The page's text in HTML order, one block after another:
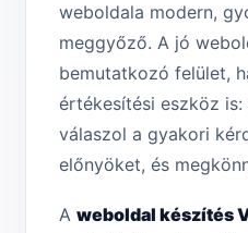
weboldala modern,
meggyőző. A jó
bemutatkozó felület,
értékesítési eszköz
válaszol a gyakori
előnyöket, és
A weboldal készítés